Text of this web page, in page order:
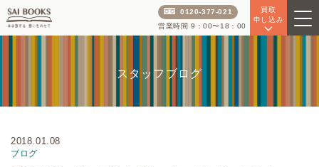
買取
申し込み
0120-377-021
営業時間 9：00〜18：00
スタッフブログ
2018.01.08
ブログ